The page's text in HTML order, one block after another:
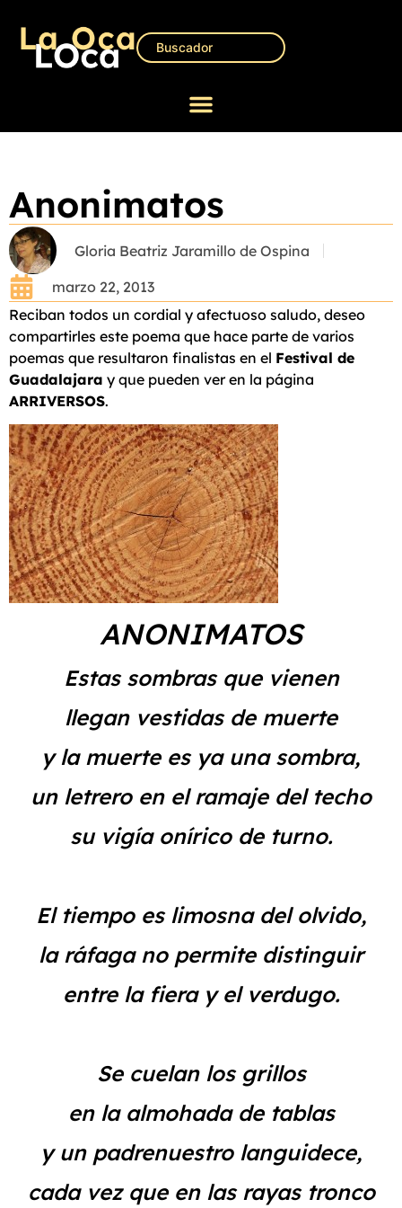
Anonimatos
Gloria Beatriz Jaramillo de Ospina
marzo 22, 2013
Reciban todos un cordial y afectuoso saludo, deseo
compartirles este poema que hace parte de varios
poemas que resultaron finalistas en el Festival de
Guadalajara y que pueden ver en la página
ARRIVERSOS.
ANONIMATOS
Estas sombras que vienen
llegan vestidas de muerte
y la muerte es ya una sombra,
un letrero en el ramaje del techo
su vigía onírico de turno.
El tiempo es limosna del olvido,
la ráfaga no permite distinguir
entre la fiera y el verdugo.
Se cuelan los grillos
en la almohada de tablas
y un padrenuestro languidece,
cada vez que en las rayas tronco